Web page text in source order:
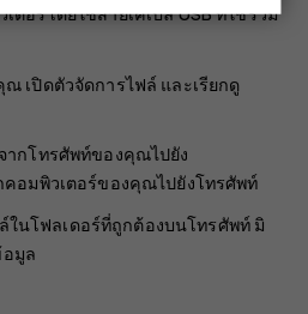
ตอร์โดยใช้สายเคเบิล USB ที่ใช้ร่วม
เปิดตัวจัดการไฟล์ และเรียกดู
ากโทรศัพท์ของคุณไปยัง
คอมพิวเตอร์ของคุณไปยังโทรศัพท์
นโฟลเดอร์ที่ถูกต้องบนโทรศัพท์ มิ
มูล